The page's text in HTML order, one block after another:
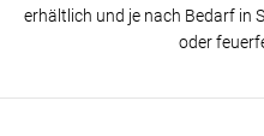
erhältlich und je nach Bedarf
oder